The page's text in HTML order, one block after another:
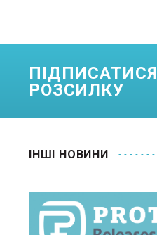
РОЗСИЛКУ
IНШI НОВИНИ